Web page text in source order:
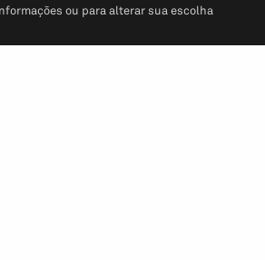
ou para alterar sua escolha